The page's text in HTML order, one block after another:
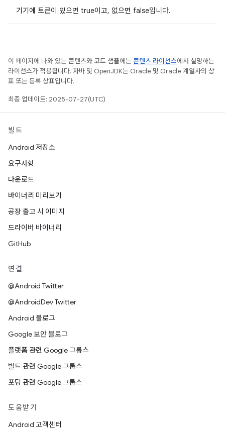
기기에 토큰이 있으면 true이고, 없으면 false입니다.
이 페이지에 나와 있는 콘텐츠와 코드 샘플에는 콘텐츠 라이선스에서 설명하는
라이선스가 적용됩니다. 자바 및 OpenJDK는 Oracle 및 Oracle 계열사의 상
표 또는 등록 상표입니다.
최종 업데이트: 2025-07-27(UTC)
빌드
Android 저장소
요구사항
다운로드
바이너리 미리보기
공장 출고 시 이미지
드라이버 바이너리
GitHub
연결
@Android Twitter
@AndroidDev Twitter
Android 블로그
Google 보안 블로그
플랫폼 관련 Google 그룹스
빌드 관련 Google 그룹스
포팅 관련 Google 그룹스
도움받기
Android 고객센터